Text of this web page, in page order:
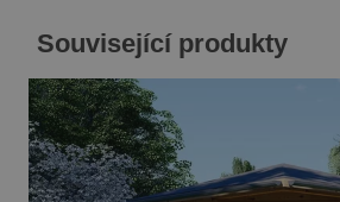
Související produkty